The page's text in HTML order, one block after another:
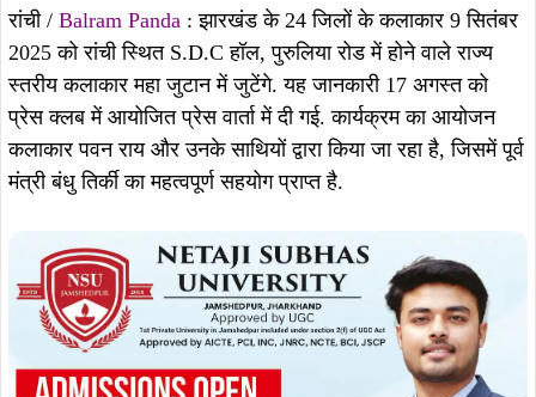
रांची / Balram Panda : झारखंड के 24 जिलों के कलाकार 9 सितंबर
2025 को रांची स्थित S.D.C हॉल, पुरुलिया रोड में होने वाले राज्य
स्तरीय कलाकार महा जुटान में जुटेंगे. यह जानकारी 17 अगस्त को
प्रेस क्लब में आयोजित प्रेस वार्ता में दी गई. कार्यक्रम का आयोजन
कलाकार पवन राय और उनके साथियों द्वारा किया जा रहा है, जिसमें पूर्व
मंत्री बंधु तिर्की का महत्वपूर्ण सहयोग प्राप्त है.